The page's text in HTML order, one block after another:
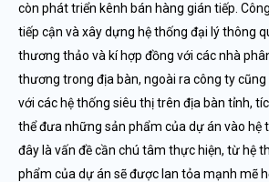
còn phát triển kênh bán hàng gián tiếp.
tiếp cận và xây dựng hệ thống đại lý thông
thương thảo và kí hợp đồng với các nhà
thương trong địa bàn, ngoài ra công ty cũng
với các hệ thống siêu thị trên địa bàn tỉnh,
thể đưa những sản phẩm của dự án vào hệ
đây là vấn đề cần chú tâm thực hiện, từ hệ
phẩm của dự án sẽ được lan tỏa mạnh mẽ